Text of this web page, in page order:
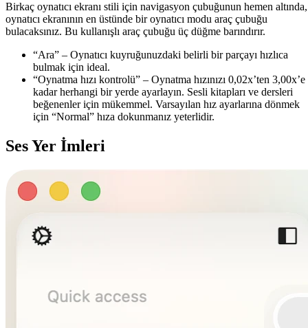
Birkaç oynatıcı ekranı stili için navigasyon çubuğunun hemen altında,
oynatıcı ekranının en üstünde bir oynatıcı modu araç çubuğu
bulacaksınız. Bu kullanışlı araç çubuğu üç düğme barındırır.
“Ara” – Oynatıcı kuyruğunuzdaki belirli bir parçayı hızlıca
bulmak için ideal.
“Oynatma hızı kontrolü” – Oynatma hızınızı 0,02x’ten 3,00x’e
kadar herhangi bir yerde ayarlayın. Sesli kitapları ve dersleri
beğenenler için mükemmel. Varsayılan hız ayarlarına dönmek
için “Normal” hıza dokunmanız yeterlidir.
Ses Yer İmleri